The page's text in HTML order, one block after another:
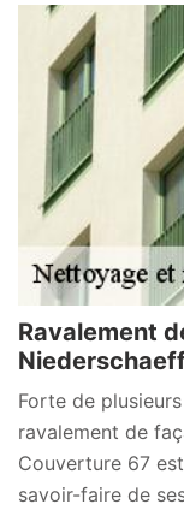
Ravalement
Forte de
ravalement de
Couverture 67
savoir-faire de